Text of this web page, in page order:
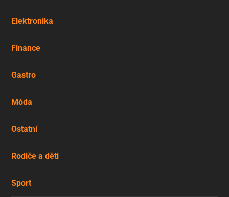
Elektronika
Finance
Gastro
Móda
Ostatní
Rodiče a děti
Sport